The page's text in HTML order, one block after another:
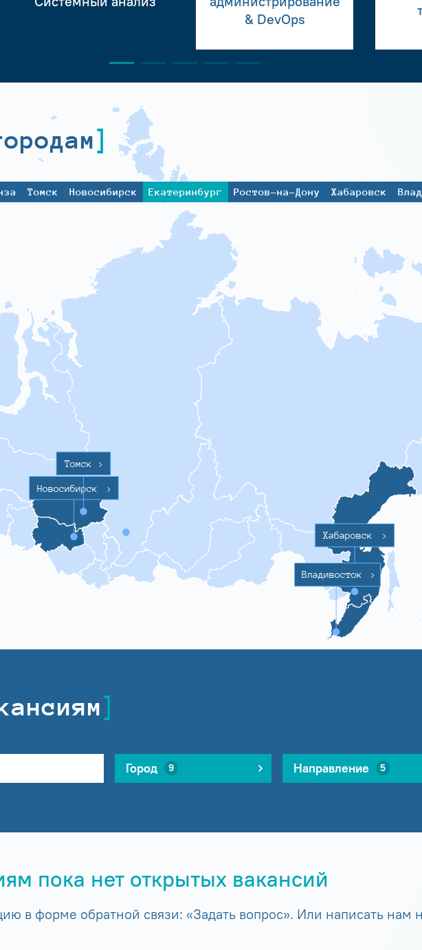
& DevOps
Томск Новосибирск Екатеринбург Ростов-на-Дону Хабаровск
Новосибирск >
Томск >
Хабаровск >
Владивосток >
Город 9 Направление 5
пока нет открытых вакансий
в форме обратной связи: «Задать вопрос». Или написать нам